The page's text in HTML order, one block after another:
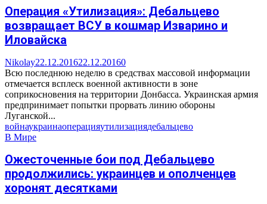
Операция «Утилизация»: Дебальцево
возвращает ВСУ в кошмар Изварино и
Иловайска
Nikolay22.12.201622.12.20160
Всю последнюю неделю в средствах массовой информации
отмечается всплеск военной активности в зоне
соприкосновения на территории Донбасса. Украинская армия
предпринимает попытки прорвать линию обороны
Луганской...
войнаукраинаоперацияутилизациядебальцево
В Мире
Ожесточенные бои под Дебальцево
продолжились: украинцев и ополченцев
хоронят десятками